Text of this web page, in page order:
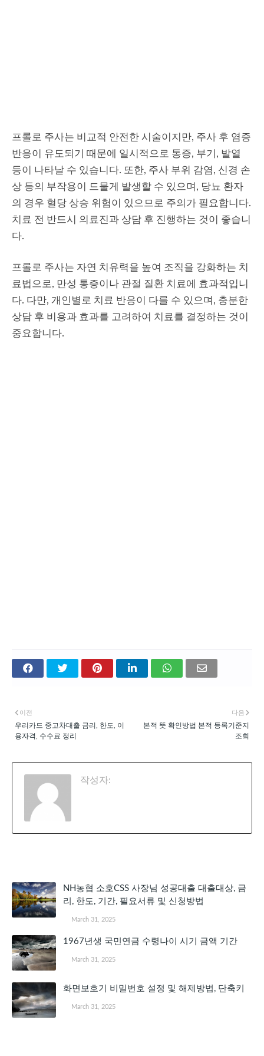
프롤로 주사는 비교적 안전한 시술이지만, 주사 후 염증
반응이 유도되기 때문에 일시적으로 통증, 부기, 발열
등이 나타날 수 있습니다. 또한, 주사 부위 감염, 신경 손
상 등의 부작용이 드물게 발생할 수 있으며, 당뇨 환자
의 경우 혈당 상승 위험이 있으므로 주의가 필요합니다.
치료 전 반드시 의료진과 상담 후 진행하는 것이 좋습니
다.
프롤로 주사는 자연 치유력을 높여 조직을 강화하는 치
료법으로, 만성 통증이나 관절 질환 치료에 효과적입니
다. 다만, 개인별로 치료 반응이 다를 수 있으며, 충분한
상담 후 비용과 효과를 고려하여 치료를 결정하는 것이
중요합니다.
다음
본적 뜻 확인방법 본적 등록기준지
조회
이전
우리카드 중고차대출 금리, 한도, 이
용자격, 수수료 정리
작성자:
NH농협 소호CSS 사장님 성공대출 대출대상, 금
리, 한도, 기간, 필요서류 및 신청방법
March 31, 2025
1967년생 국민연금 수령나이 시기 금액 기간
March 31, 2025
화면보호기 비밀번호 설정 및 해제방법, 단축키
March 31, 2025